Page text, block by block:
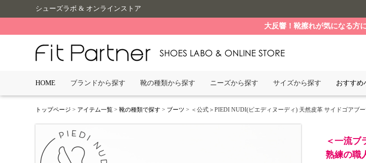
シューズラボ & オンラインストア
大反響！靴擦れが気になる方
HOME ブランドから探す 靴の種類から探す ニーズから探す サイズから探す おすすめ
トップページ > アイテム一覧 > 靴の種類で探す > ブーツ > ＜公式＞PIEDI NUDI(ピエディヌーディ) 天然皮革 サイドゴアブー
＜一流ブ
熟練の職